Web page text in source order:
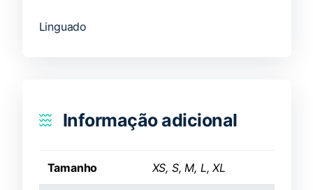
Linguado
Informação adicional
Tamanho XS, S, M, L, XL